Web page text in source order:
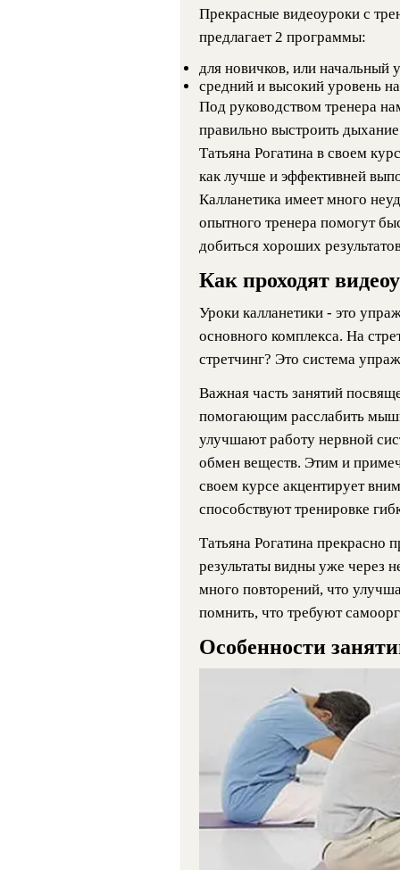
Прекрасные видеоуроки с
предлагает 2 программы:
для новичков, или начальный
средний и высокий уровень
Под руководством тренера
правильно выстроить
Татьяна Рогатина в своем
как лучше и эффективней
Калланетика имеет много
опытного тренера помогут
добиться хороших
Как проходят
Уроки калланетики - это
основного комплекса. На
стретчинг? Это система
Важная часть занятий
помогающим расслабить
улучшают работу нервной
обмен веществ. Этим и
своем курсе акцентирует
способствуют тренировке
Татьяна Рогатина прекрасно
результаты видны уже через
много повторений, что
помнить, что требуют
Особенности